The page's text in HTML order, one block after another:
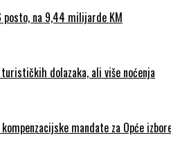
na 9,44 milijarde KM
dolazaka, ali više noćenja
mandate za Opće